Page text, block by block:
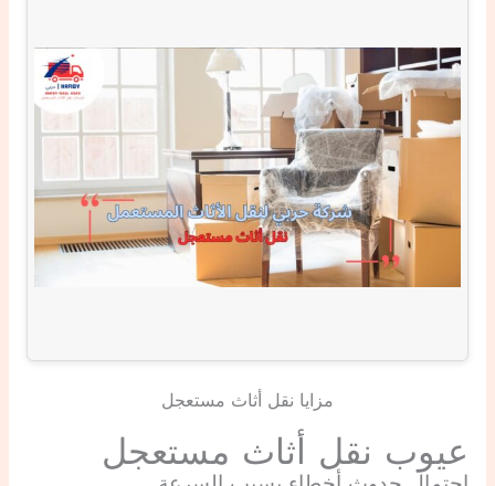
مزايا نقل أثاث مستعجل
عيوب نقل أثاث مستعجل